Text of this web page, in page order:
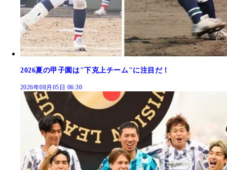
2026夏の甲子園は"下克上チーム"に注目だ！
2026年08月05日 06:30